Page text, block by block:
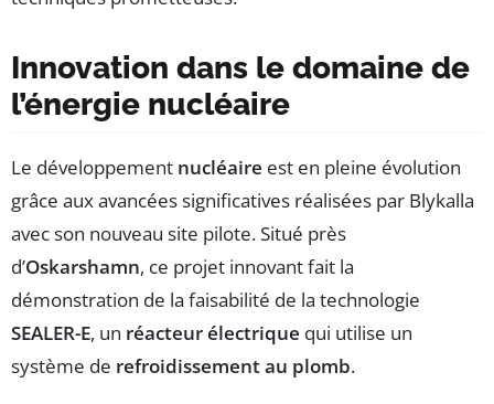
Innovation dans le domaine de
l’énergie nucléaire
Le développement nucléaire est en pleine évolution
grâce aux avancées significatives réalisées par Blykalla
avec son nouveau site pilote. Situé près
d’Oskarshamn, ce projet innovant fait la
démonstration de la faisabilité de la technologie
SEALER-E, un réacteur électrique qui utilise un
système de refroidissement au plomb.